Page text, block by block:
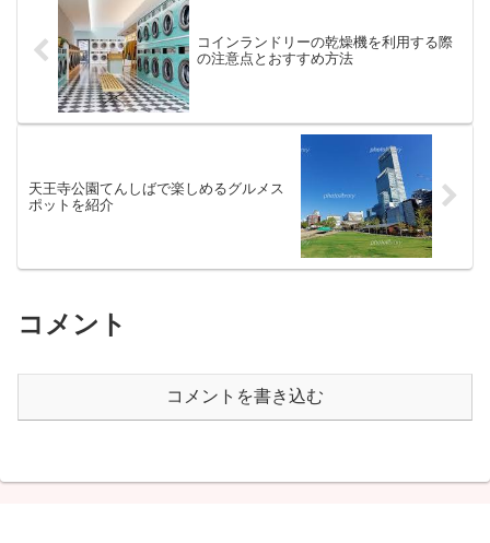
コインランドリーの乾燥機を利用する際
の注意点とおすすめ方法
天王寺公園てんしばで楽しめるグルメス
ポットを紹介
コメント
コメントを書き込む